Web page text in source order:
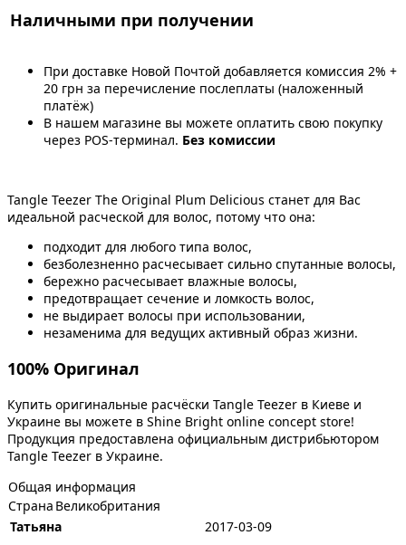
Наличными при получении
При доставке Новой Почтой добавляется комиссия 2% +
20 грн за перечисление послеплаты (наложенный
платёж)
В нашем магазине вы можете оплатить свою покупку
через POS-терминал. Без комиссии
Tangle Teezer The Original Plum Delicious станет для Вас
идеальной расческой для волос, потому что она:
подходит для любого типа волос,
безболезненно расчесывает сильно спутанные волосы,
бережно расчесывает влажные волосы,
предотвращает сечение и ломкость волос,
не выдирает волосы при использовании,
незаменима для ведущих активный образ жизни.
100% Оригинал
Купить оригинальные расчёски Tangle Teezer в Киеве и
Украине вы можете в Shine Bright online concept store!
Продукция предоставлена официальным дистрибьютором
Tangle Teezer в Украине.
Общая информация
Страна Великобритания
Татьяна
2017-03-09